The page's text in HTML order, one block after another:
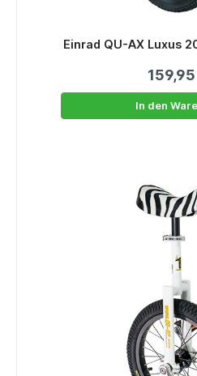
Einrad QU-AX Luxus
In den